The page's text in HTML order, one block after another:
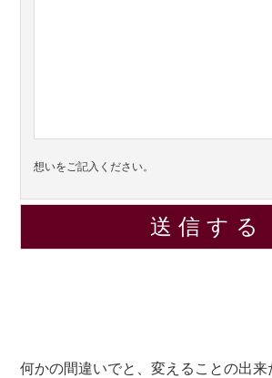
想いをご記入ください。
何かの間違いでと、変えることの出